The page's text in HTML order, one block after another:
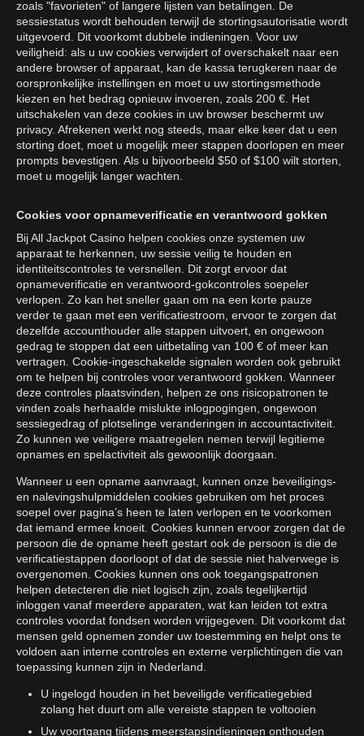
zoals "favorieten" of langere lijsten van betalingen. De
sessiestatus wordt behouden terwijl de stortingsautorisatie wordt
uitgevoerd. Dit voorkomt dubbele indieningen. Voor uw
veiligheid: als u uw cookies verwijdert of overschakelt naar een
andere browser of apparaat, kan de kassa terugkeren naar de
oorspronkelijke instellingen en moet u uw stortingsmethode
kiezen en het bedrag opnieuw invoeren, zoals 200 €. Het
uitschakelen van deze cookies in uw browser beschermt uw
privacy. Afrekenen werkt nog steeds, maar elke keer dat u een
storting doet, moet u mogelijk meer stappen doorlopen en meer
prompts bevestigen. Als u bijvoorbeeld $50 of $100 wilt storten,
moet u mogelijk langer wachten.
Cookies voor opnameverificatie en verantwoord gokken
Bij All Jackpot Casino helpen cookies onze systemen uw
apparaat te herkennen, uw sessie veilig te houden en
identiteitscontroles te versnellen. Dit zorgt ervoor dat
opnameverificatie en verantwoord-gokcontroles soepeler
verlopen. Zo kan het sneller gaan om na een korte pauze
verder te gaan met een verificatiestroom, ervoor te zorgen dat
dezelfde accounthouder alle stappen uitvoert, en ongewoon
gedrag te stoppen dat een uitbetaling van 100 € of meer kan
vertragen. Cookie-ingeschakelde signalen worden ook gebruikt
om te helpen bij controles voor verantwoord gokken. Wanneer
deze controles plaatsvinden, helpen ze ons risicopatronen te
vinden zoals herhaalde mislukte inlogpogingen, ongewoon
sessiegedrag of plotselinge veranderingen in accountactiviteit.
Zo kunnen we veiligere maatregelen nemen terwijl legitieme
opnames en spelactiviteit als gewoonlijk doorgaan.
Wanneer u een opname aanvraagt, kunnen onze beveiligings-
en nalevingshulpmiddelen cookies gebruiken om het proces
soepel over pagina’s heen te laten verlopen en te voorkomen
dat iemand ermee knoeit. Cookies kunnen ervoor zorgen dat de
persoon die de opname heeft gestart ook de persoon is die de
verificatiestappen doorloopt of dat de sessie niet halverwege is
overgenomen. Cookies kunnen ons ook toegangspatronen
helpen detecteren die niet logisch zijn, zoals tegelijkertijd
inloggen vanaf meerdere apparaten, wat kan leiden tot extra
controles voordat fondsen worden vrijgegeven. Dit voorkomt dat
mensen geld opnemen zonder uw toestemming en helpt ons te
voldoen aan interne controles en externe verplichtingen die van
toepassing kunnen zijn in Nederland.
U ingelogd houden in het beveiligde verificatiegebied
zolang het duurt om alle vereiste stappen te voltooien
Uw voortgang tijdens meerstapsindieningen onthouden